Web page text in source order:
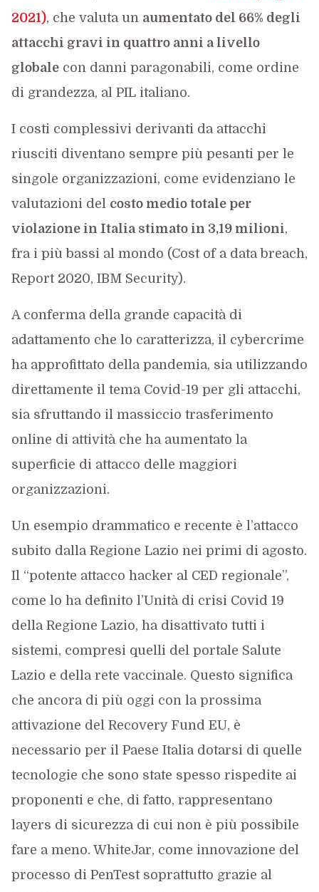
2021), che valuta un aumentato del 66% degli
attacchi gravi in quattro anni a livello
globalecon danni paragonabili, come ordine
di grandezza, al PIL italiano.
I costi complessivi derivanti da attacchi
riusciti diventano sempre più pesanti per le
singole organizzazioni, come evidenziano le
valutazioni del costo medio totale per
violazione in Italia stimato in 3,19 milioni,
fra i più bassi al mondo (Cost of a data breach,
Report 2020, IBM Security).
A conferma della grande capacità di
adattamento che lo caratterizza, il cybercrime
ha approfittato della pandemia, sia utilizzando
direttamente il tema Covid-19 per gli attacchi,
sia sfruttando il massiccio trasferimento
online di attività che ha aumentato la
superficie di attacco delle maggiori
organizzazioni.
Un esempio drammatico e recente è l’attacco
subito dalla Regione Lazio nei primi di agosto.
Il “potente attacco hacker al CED regionale”,
come lo ha definito l’Unità di crisi Covid 19
della Regione Lazio, ha disattivato tutti i
sistemi, compresi quelli del portale Salute
Lazio e della rete vaccinale. Questo significa
che ancora di più oggi con la prossima
attivazione del Recovery Fund EU, è
necessario per il Paese Italia dotarsi di quelle
tecnologie che sono state spesso rispedite ai
proponenti e che, di fatto, rappresentano
layers di sicurezza di cui non è più possibile
fare a meno. WhiteJar, come innovazione del
processo di PenTest soprattutto grazie al